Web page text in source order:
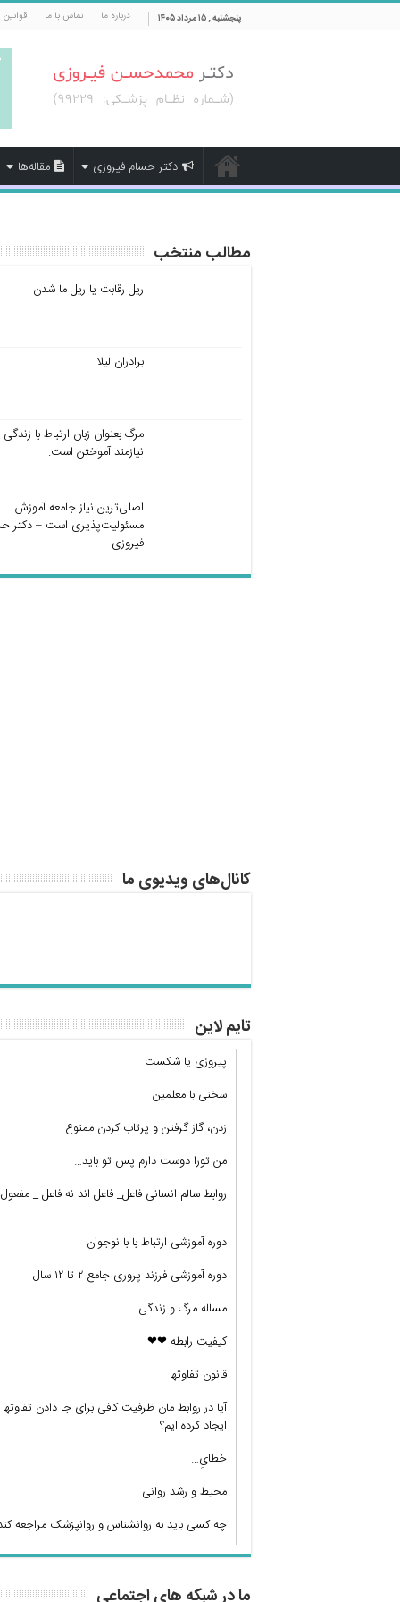
پنجشنبه , ۱۵ مرداد ۱۴۰۵ درباره ما تماس با ما
دکتر حسام فیروزی مقاله‌ها
مطالب منتخب
ریل رقابت یا ریل ما شدن
برادران لیلا
مرگ بعنوان زبان ارتباط با زندگی
نیازمند آموختن است.
اصلی‌ترین نیاز جامعه آموزش
مسئولیت‌پذیری است – دکتر
فیروزی
کانال‌های ویدیوی ما
تایم لاین
پیروزی یا شکست
سخنی با معلمین
زدن، گاز گرفتن و پرتاب کردن ممنوع
من تورا دوست دارم پس تو باید…
روابط سالم انسانی فاعل_ فاعل اند نه فاعل _
دوره آموزشی ارتباط با با نوجوان
دوره آموزشی فرزند پروری جامع ۲ تا ۱۲ سال
مساله مرگ و زندگی
کیفیت رابطه ❤❤
قانون تفاوتها
آیا در روابط مان ظرفیت کافی برای جا دادن تفاوتها
ایجاد کرده ایم؟
خطایِ…
محیط و رشد روانی
چه کسی باید به روانشناس و روانپزشک مراجعه
ما در شبکه های اجتماعی